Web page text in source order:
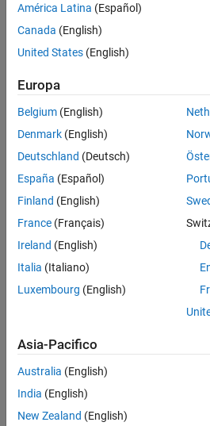
América Latina (Español)
Canada (English)
United States (English)
Europa
Belgium (English)
Denmark (English)
Deutschland (Deutsch)
España (Español)
Finland (English)
France (Français)
Ireland (English)
Italia (Italiano)
Luxembourg (English)
Asia-Pacifico
Australia (English)
India (English)
New Zealand (English)
Centro di fiducia
Antipirateria
Stato dell'applicazione
© 1994-2026 The MathWorks, Inc.